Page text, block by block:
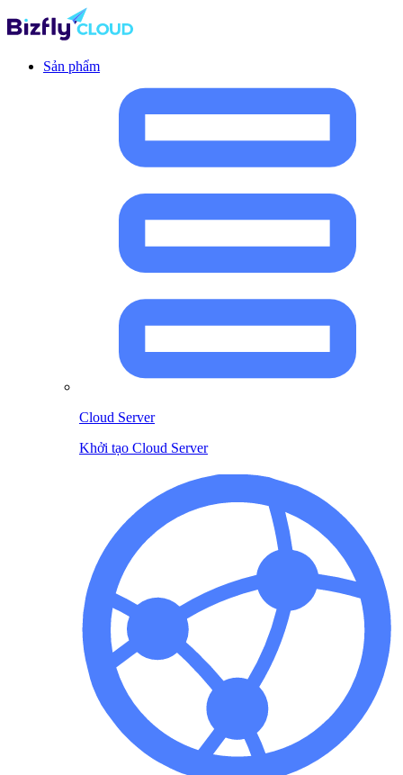
Sản phẩm
Cloud Server
Khởi tạo Cloud Server